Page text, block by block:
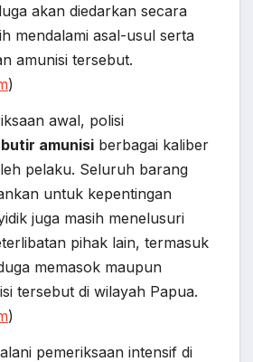
akan diedarkan secara
mendalami asal-usul serta
amunisi tersebut.
)
awal, polisi
amunisi berbagai kaliber
pelaku. Seluruh barang
untuk kepentingan
juga masih menelusuri
pihak lain, termasuk
memasok maupun
tersebut di wilayah Papua.
)
pemeriksaan intensif di